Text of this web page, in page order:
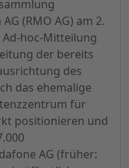
(RMO AG) am 2.
Ad-hoc-Mitteilung
der bereits
des
das ehemalige
für
positionieren und
AG (früher: